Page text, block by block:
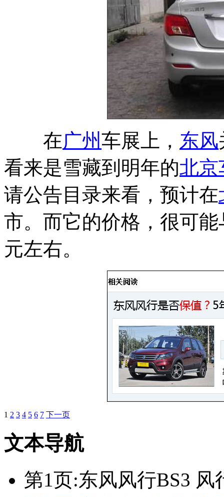
在广州车展上， 东风
看来是雪藏到明年的北京
请公告目录来看，预计在
市。而它的价格，很可能
元左右。
1 2 3 4 5 6 7 下一页
文本导航
第1页:东风风行BS3